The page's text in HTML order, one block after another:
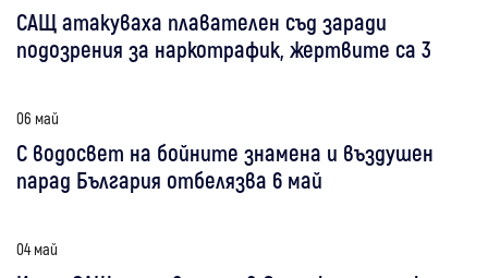
САЩ атакуваха плавателен съд заради
подозрения за наркотрафик, жертвите са 3
06 май
С водосвет на бойните знамена и въздушен
парад България отбелязва 6 май
04 май